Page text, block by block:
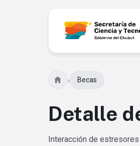
› Becas
Detalle
Interacción de